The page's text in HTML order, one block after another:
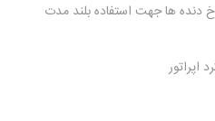
دنده ها جهت استفاده بلند مدت